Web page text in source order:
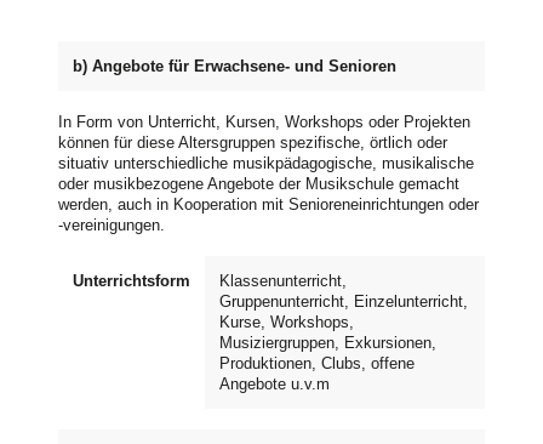
b) Angebote für Erwachsene- und Senioren
In Form von Unterricht, Kursen, Workshops oder Projekten
können für diese Altersgruppen spezifische, örtlich oder
situativ unterschiedliche musikpädagogische, musikalische
oder musikbezogene Angebote der Musikschule gemacht
werden, auch in Kooperation mit Senioreneinrichtungen oder
-vereinigungen.
Unterrichtsform
Klassenunterricht,
Gruppenunterricht, Einzelunterricht,
Kurse, Workshops,
Musiziergruppen, Exkursionen,
Produktionen, Clubs, offene
Angebote u.v.m